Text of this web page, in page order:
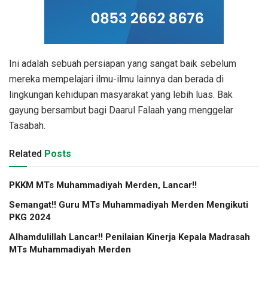
Ini adalah sebuah persiapan yang sangat baik sebelum
mereka mempelajari ilmu-ilmu lainnya dan berada di
lingkungan kehidupan masyarakat yang lebih luas. Bak
gayung bersambut bagi Daarul Falaah yang menggelar
Tasabah.
Related Posts
PKKM MTs Muhammadiyah Merden, Lancar!!
Semangat!! Guru MTs Muhammadiyah Merden Mengikuti
PKG 2024
Alhamdulillah Lancar!! Penilaian Kinerja Kepala Madrasah
MTs Muhammadiyah Merden